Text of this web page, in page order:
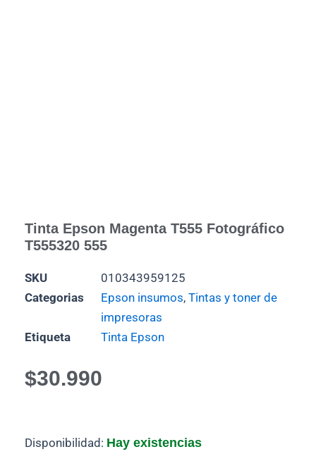
Tinta Epson Magenta T555 Fotográfico
T555320 555
SKU
010343959125
Categorias
Epson insumos, Tintas y toner de
impresoras
Etiqueta
Tinta Epson
$30.990
Disponibilidad: Hay existencias
Tinta
Epson